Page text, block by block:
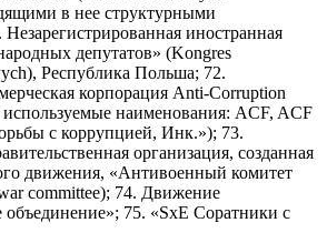
в нее структурными
иностранная
депутатов» (Kongres
Республика Польша; 72.
корпорация Anti-Corruption
наименования: ACF, ACF
с коррупцией, Инк.»); 73.
организация, созданная
движения, «Антивоенный комитет
committee); 74. Движение
объединение»; 75. «SxE Соратники с